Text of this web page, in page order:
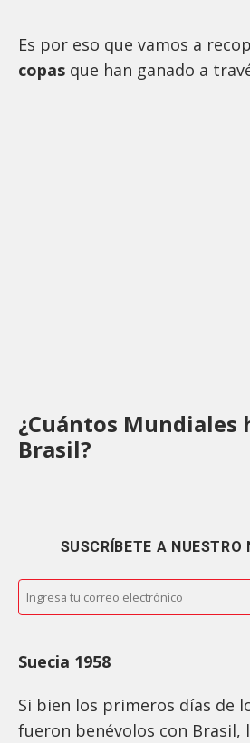
Es por eso que vamos a
copas que han ganado a
¿Cuántos Mundiales
Brasil?
SUSCRÍBETE A NUESTRO
Suecia 1958
Si bien los primeros días de
fueron benévolos con Brasil,